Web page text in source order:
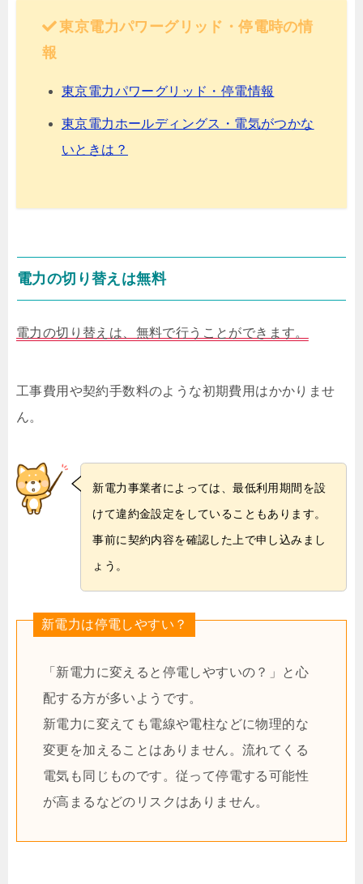
東京電力パワーグリッド・停電時の情
報
東京電力パワーグリッド・停電情報
東京電力ホールディングス・電気がつかな
いときは？
電力の切り替えは無料
電力の切り替えは、無料で行うことができます。
工事費用や契約手数料のような初期費用はかかりませ
ん。
新電力事業者によっては、最低利用期間を設
けて違約金設定をしていることもあります。
事前に契約内容を確認した上で申し込みまし
ょう。
新電力は停電しやすい？
「新電力に変えると停電しやすいの？」と心
配する方が多いようです。
新電力に変えても電線や電柱などに物理的な
変更を加えることはありません。流れてくる
電気も同じものです。従って停電する可能性
が高まるなどのリスクはありません。